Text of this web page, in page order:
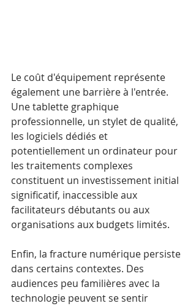
Le coût d'équipement représente
également une barrière à l'entrée.
Une tablette graphique
professionnelle, un stylet de qualité,
les logiciels dédiés et
potentiellement un ordinateur pour
les traitements complexes
constituent un investissement initial
significatif, inaccessible aux
facilitateurs débutants ou aux
organisations aux budgets limités.
Enfin, la fracture numérique persiste
dans certains contextes. Des
audiences peu familières avec la
technologie peuvent se sentir